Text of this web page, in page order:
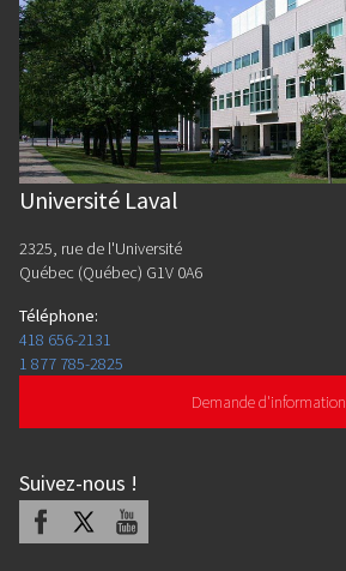
Université Laval
2325, rue de l'Université
Québec (Québec) G1V 0A6
Téléphone:
418 656-2131
1 877 785-2825
Demande d'information
Suivez-nous !
Facebook Youtube